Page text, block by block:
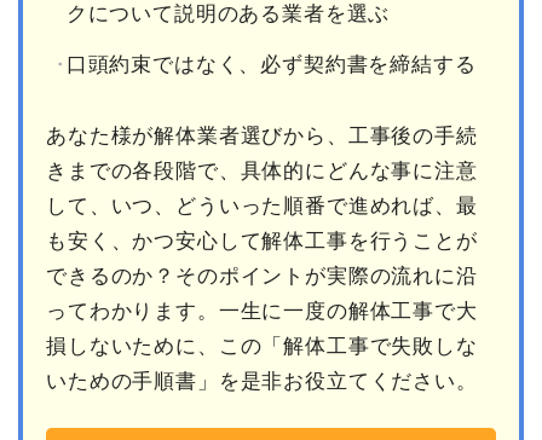
クについて説明のある業者を選ぶ
口頭約束ではなく、必ず契約書を締結する
あなた様が解体業者選びから、工事後の手続
きまでの各段階で、具体的にどんな事に注意
して、いつ、どういった順番で進めれば、最
も安く、かつ安心して解体工事を行うことが
できるのか？そのポイントが実際の流れに沿
ってわかります。一生に一度の解体工事で大
損しないために、この「解体工事で失敗しな
いための手順書」を是非お役立てください。